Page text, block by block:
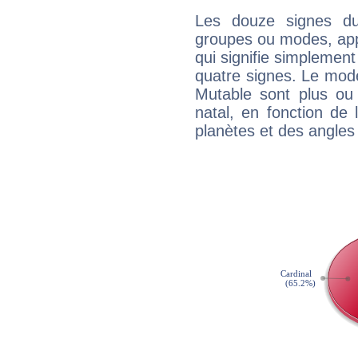
Les douze signes
groupes ou modes,
qui signifie
quatre signes. Le
Mutable sont plus
natal, en fonction de
planètes et des